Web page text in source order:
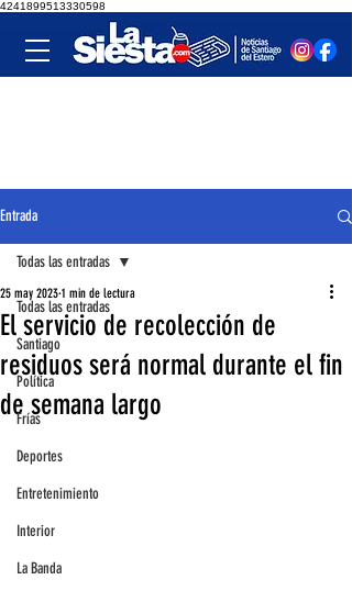
4241899513330598
Entrada
Todas las entradas
Santiago
Política
Frías
Deportes
Entretenimiento
Interior
La Banda
Todas las entradas
El servicio de recolección de
residuos será normal durante el fin
de semana largo
25 may 2023 1 min de lectura